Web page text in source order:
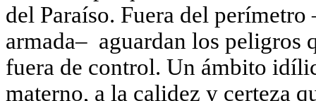
del Paraíso. Fuera del
armada– aguardan los peligros
fuera de control. Un ámbito
materno, a la calidez y certeza